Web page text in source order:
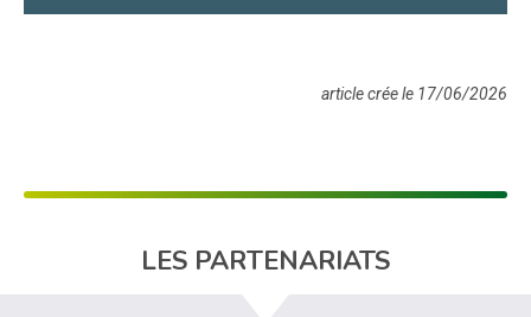
article crée le 17/06/2026
LES PARTENARIATS